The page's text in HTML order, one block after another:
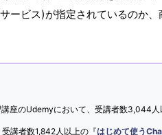
ービス)が指定されているのか、
座のUdemyにおいて、受講者数3,044人
受講者数1,842人以上の『はじめて使う